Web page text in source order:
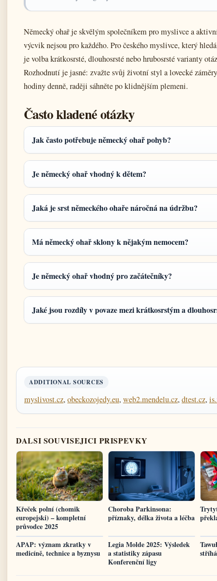
Německý ohař je skvělým společníkem pro myslivce a
výcvik nejsou pro každého. Pro českého myslivce, který
je volba krátkosrsté, dlouhosrsté nebo hrubosrsté varianty
Rozhodnutí je jasné: zvažte svůj životní styl a lovecké
hodiny denně, raději sáhněte po klidnějším plemeni.
Často kladené otázky
Jak často potřebuje německý ohař pohyb?
Je německý ohař vhodný k dětem?
Jaká je srst německého ohaře náročná na údržbu?
Má německý ohař sklony k nějakým nemocem?
Je německý ohař vhodný pro začátečníky?
Jaké jsou rozdíly v povaze mezi krátkosrstým a
ADDITIONAL SOURCES
myslivost.cz, obeckozojedy.eu, web2.mendelu.cz, dtest.cz,
DALSI SOUVISEJICI PRISPEVKY
Křeček polní (chomik
europejski) – kompletní
průvodce 2025
Choroba Parkinsona:
příznaky, délka života a léčba
APAP: význam zkratky v
medicíně, technice a byznysu
Legia Molde 2025: Výsledek
a statistiky zápasu
Konferenční ligy